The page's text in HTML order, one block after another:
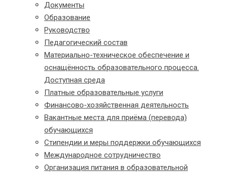
Документы
Образование
Руководство
Педагогический состав
Материально-техническое обеспечение и
оснащённость образовательного процесса.
Доступная среда
Платные образовательные услуги
Финансово-хозяйственная деятельность
Вакантные места для приёма (перевода)
обучающихся
Стипендии и меры поддержки обучающихся
Международное сотрудничество
Организация питания в образовательной